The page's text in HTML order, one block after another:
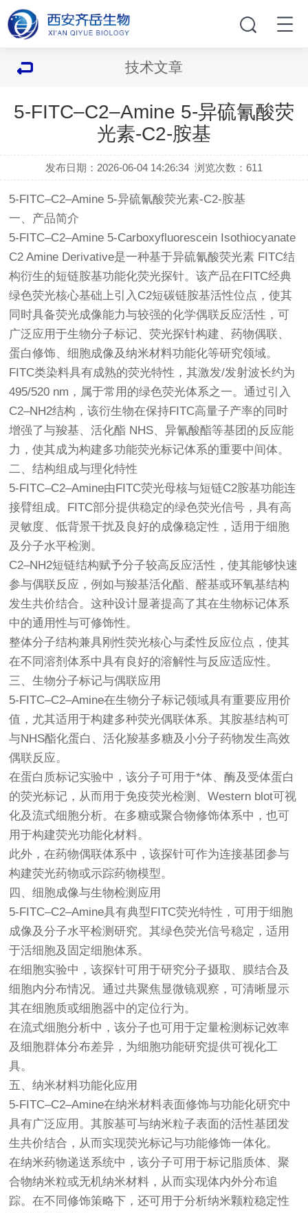
技术文章
5-FITC–C2–Amine 5-异硫氰酸荧
光素-C2-胺基
发布日期：2026-06-04 14:26:34 浏览次数：611
5-FITC–C2–Amine 5-异硫氰酸荧光素-C2-胺基
一、产品简介
5-FITC–C2–Amine 5-Carboxyfluorescein Isothiocyanate
C2 Amine Derivative是一种基于异硫氰酸荧光素 FITC结
构衍生的短链胺基功能化荧光探针。该产品在FITC经典
绿色荧光核心基础上引入C2短碳链胺基活性位点，使其
同时具备荧光成像能力与较强的化学偶联反应活性，可
广泛应用于生物分子标记、荧光探针构建、药物偶联、
蛋白修饰、细胞成像及纳米材料功能化等研究领域。
FITC类染料具有成熟的荧光特性，其激发/发射波长约为
495/520 nm，属于常用的绿色荧光体系之一。通过引入
C2–NH2结构，该衍生物在保持FITC高量子产率的同时
增强了与羧基、活化酯 NHS、异氰酸酯等基团的反应能
力，使其成为构建多功能荧光标记体系的重要中间体。
二、结构组成与理化特性
5-FITC–C2–Amine由FITC荧光母核与短链C2胺基功能连
接臂组成。FITC部分提供稳定的绿色荧光信号，具有高
灵敏度、低背景干扰及良好的成像稳定性，适用于细胞
及分子水平检测。
C2–NH2短链结构赋予分子较高反应活性，使其能够快速
参与偶联反应，例如与羧基活化酯、醛基或环氧基结构
发生共价结合。这种设计显著提高了其在生物标记体系
中的通用性与可修饰性。
整体分子结构兼具刚性荧光核心与柔性反应位点，使其
在不同溶剂体系中具有良好的溶解性与反应适应性。
三、生物分子标记与偶联应用
5-FITC–C2–Amine在生物分子标记领域具有重要应用价
值，尤其适用于构建多种荧光偶联体系。其胺基结构可
与NHS酯化蛋白、活化羧基多糖及小分子药物发生高效
偶联反应。
在蛋白质标记实验中，该分子可用于*体、酶及受体蛋白
的荧光标记，从而用于免疫荧光检测、Western blot可视
化及流式细胞分析。在多糖或聚合物修饰体系中，也可
用于构建荧光功能化材料。
此外，在药物偶联体系中，该探针可作为连接基团参与
构建荧光药物或示踪药物模型。
四、细胞成像与生物检测应用
5-FITC–C2–Amine具有典型FITC荧光特性，可用于细胞
成像及分子水平检测研究。其绿色荧光信号稳定，适用
于活细胞及固定细胞体系。
在细胞实验中，该探针可用于研究分子摄取、膜结合及
细胞内分布情况。通过共聚焦显微镜观察，可清晰显示
其在细胞质或细胞器中的定位行为。
在流式细胞分析中，该分子也可用于定量检测标记效率
及细胞群体分布差异，为细胞功能研究提供可视化工
具。
五、纳米材料功能化应用
5-FITC–C2–Amine在纳米材料表面修饰与功能化研究中
具有广泛应用。其胺基可与纳米粒子表面的活性基团发
生共价结合，从而实现荧光标记与功能修饰一体化。
在纳米药物递送系统中，该分子可用于标记脂质体、聚
合物纳米粒或无机纳米材料，从而实现体内外分布追
踪。在不同修饰策略下，还可用于分析纳米颗粒稳定性